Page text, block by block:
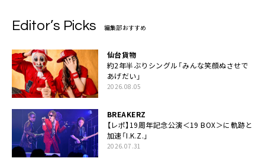
Editor’s Picks 編集部おすすめ
仙台貨物
約2年半ぶりシングル「みんな笑顔ぬさせで
あげだい」
2026.08.05
BREAKERZ
【レポ】19周年記念公演＜19 BOX＞に軌跡と
加速「I.K.Z.」
2026.07.31